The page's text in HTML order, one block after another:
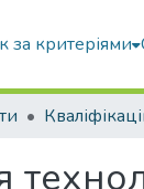
за критеріями